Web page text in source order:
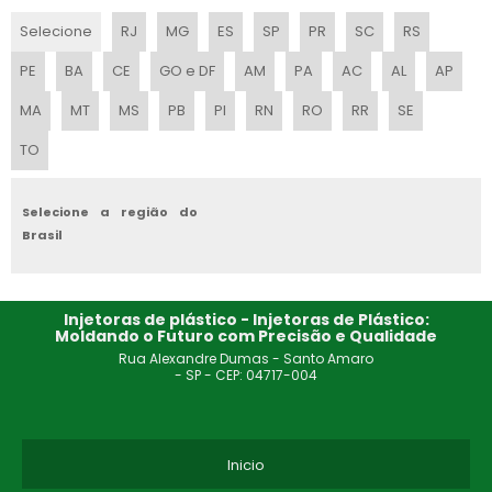
MOLDES PARA PLASTICO INJETADO
EMPRESA DE MOLDES
MOLDAGEM POR INJEÇÃO
MOLDE INJETORA DE PLASTICO
Selecione RJ MG ES SP PR SC
RS
PE
BA CE GO e DF AM PA AC AL
AP
MA
MT MS PB PI RN RO RR
SE
TO
Selecione a região do
Brasil
Injetoras de plástico - Injetoras de Plástico:
Moldando o Futuro com Precisão e Qualidade
Rua Alexandre Dumas - Santo Amaro
- SP - CEP: 04717-004
Inicio